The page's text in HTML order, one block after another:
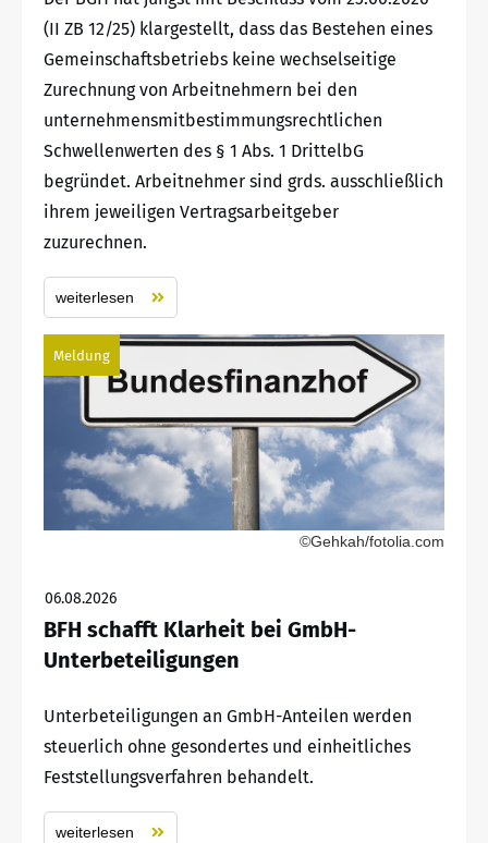
(II ZB 12/25) klargestellt, dass das Bestehen eines
Gemeinschaftsbetriebs keine wechselseitige
Zurechnung von Arbeitnehmern bei den
unternehmensmitbestimmungsrechtlichen
Schwellenwerten des § 1 Abs. 1 DrittelbG
begründet. Arbeitnehmer sind grds. ausschließlich
ihrem jeweiligen Vertragsarbeitgeber
zuzurechnen.
weiterlesen
Meldung
©Gehkah/fotolia.com
06.08.2026
BFH schafft Klarheit bei GmbH-
Unterbeteiligungen
Unterbeteiligungen an GmbH-Anteilen werden
steuerlich ohne gesondertes und einheitliches
Feststellungsverfahren behandelt.
weiterlesen